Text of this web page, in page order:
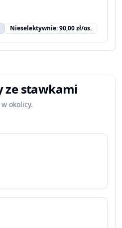
Nieselektywnie: 90,00 zł/os.
ze stawkami
okolicy.